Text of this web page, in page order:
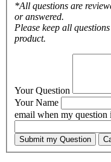
*All questions are
or answered.
Please keep all
product.
Your Question
Your Name
email when my question
Submit my Question